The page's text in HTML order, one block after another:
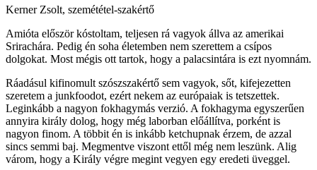
Kerner Zsolt, szemététel-szakértő
Amióta először kóstoltam, teljesen rá vagyok állva az amerikai
Srirachára. Pedig én soha életemben nem szerettem a csípos
dolgokat. Most mégis ott tartok, hogy a palacsintára is ezt nyomnám.
Ráadásul kifinomult szószszakértő sem vagyok, sőt, kifejezetten
szeretem a junkfoodot, ezért nekem az európaiak is tetszettek.
Leginkább a nagyon fokhagymás verzió. A fokhagyma egyszerűen
annyira király dolog, hogy még laborban előállítva, porként is
nagyon finom. A többit én is inkább ketchupnak érzem, de azzal
sincs semmi baj. Megmentve viszont ettől még nem leszünk. Alig
várom, hogy a Király végre megint vegyen egy eredeti üveggel.